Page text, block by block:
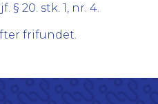
20. stk. 1, nr. 4.
frifundet.